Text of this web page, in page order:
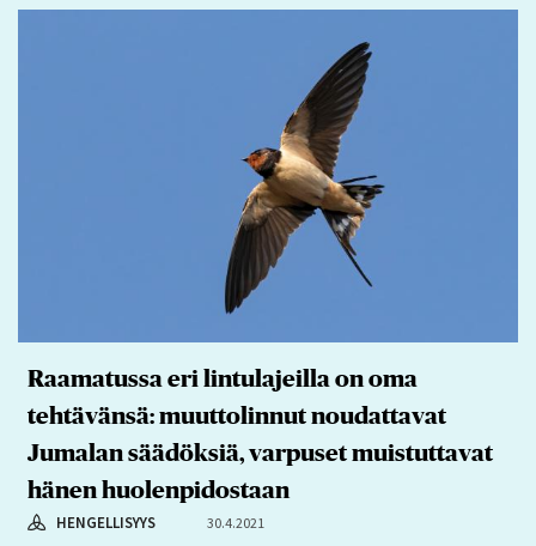
Raamatussa eri lintulajeilla on oma
tehtävänsä: muuttolinnut noudattavat
Jumalan säädöksiä, varpuset muistuttavat
hänen huolenpidostaan
HENGELLISYYS 30.4.2021